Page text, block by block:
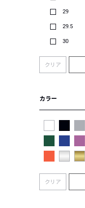
29
29.5
30
クリア
カラー
クリア